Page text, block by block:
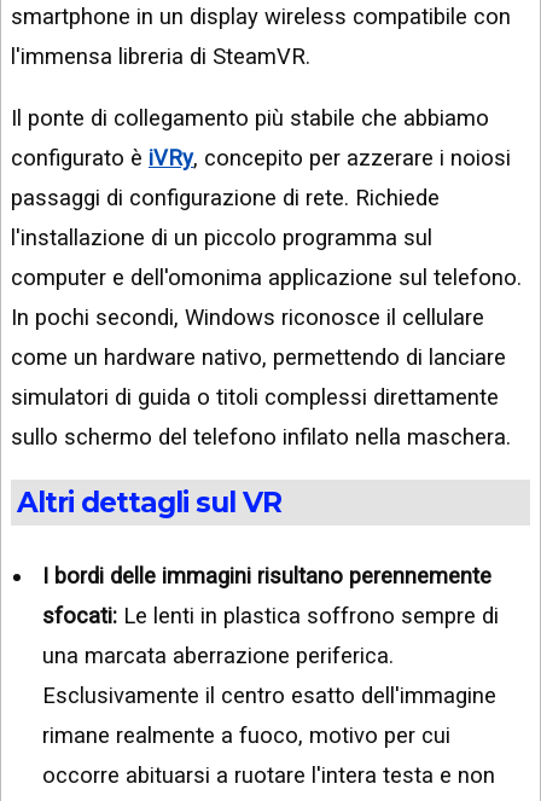
smartphone in un display wireless compatibile con
l'immensa libreria di SteamVR.
Il ponte di collegamento più stabile che abbiamo
configurato è iVRy, concepito per azzerare i noiosi
passaggi di configurazione di rete. Richiede
l'installazione di un piccolo programma sul
computer e dell'omonima applicazione sul telefono.
In pochi secondi, Windows riconosce il cellulare
come un hardware nativo, permettendo di lanciare
simulatori di guida o titoli complessi direttamente
sullo schermo del telefono infilato nella maschera.
Altri dettagli sul VR
I bordi delle immagini risultano perennemente
sfocati: Le lenti in plastica soffrono sempre di
una marcata aberrazione periferica.
Esclusivamente il centro esatto dell'immagine
rimane realmente a fuoco, motivo per cui
occorre abituarsi a ruotare l'intera testa e non